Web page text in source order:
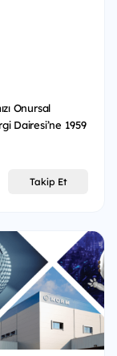
Onursal
Dairesi’ne 1959
Takip Et